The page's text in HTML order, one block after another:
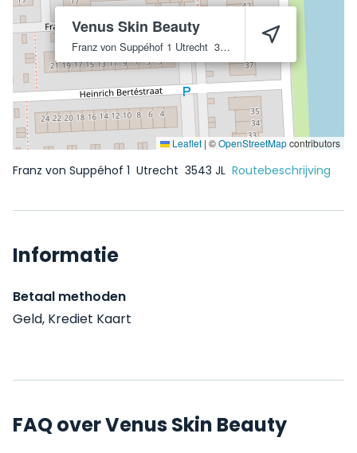
Venus Skin Beauty
Franz von Suppéhof 1 Utrecht 3543 JL
Leaflet | ©OpenStreetMapcontributors
Franz von Suppéhof 1 Utrecht 3543 JL Routebeschrijving
Informatie
Betaal methoden
Geld, Krediet Kaart
FAQ over Venus Skin Beauty